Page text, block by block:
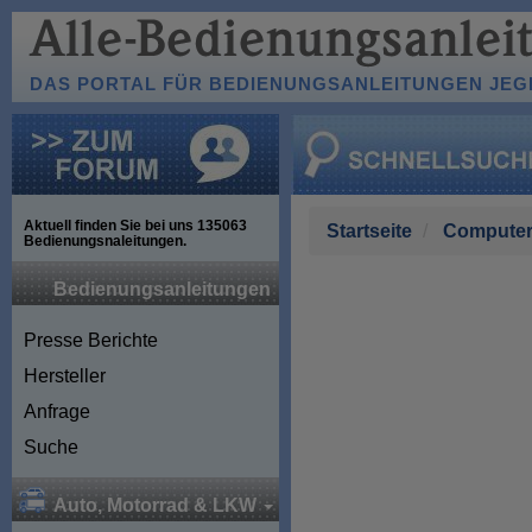
DAS PORTAL FÜR BEDIENUNGSANLEITUNGEN
Aktuell finden Sie bei uns 135063
Bedienungsnaleitungen.
Bedienungsanleitungen
Presse Berichte
Hersteller
Anfrage
Suche
Auto, Motorrad & LKW
Startseite